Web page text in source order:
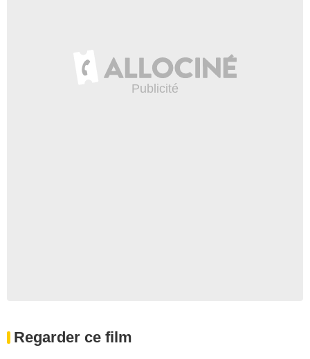
Regarder ce film